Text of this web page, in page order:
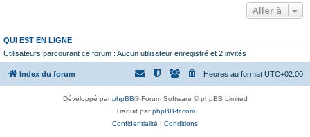
Aller à
QUI EST EN LIGNE
Utilisateurs parcourant ce forum : Aucun utilisateur enregistré et 2 invités
Index du forum Heures au format UTC+02:00
Développé parphpBB® Forum Software © phpBB Limited
Traduit parphpBB-fr.com
Confidentialité | Conditions